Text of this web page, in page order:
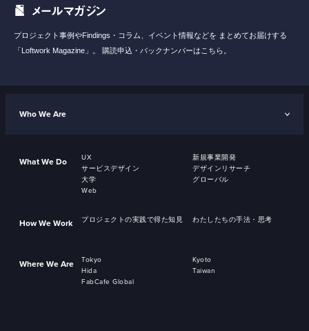
メールマガジン
プロジェクト事例やFindings・コラム、イベント情報などを まとめてお届けする
「Loftwork Magazine」。
購読申込・バックナンバーはこちら。
Who We Are
What We Do UX
新規事業開発
サービスデザイン
デザインリサーチ
大学
グローバル
Web
How We Work プロジェクトの実践で得た知見 わたしたちの手法・思考
Where We Are Tokyo
Kyoto
Hida
Taiwan
FabCafe Global